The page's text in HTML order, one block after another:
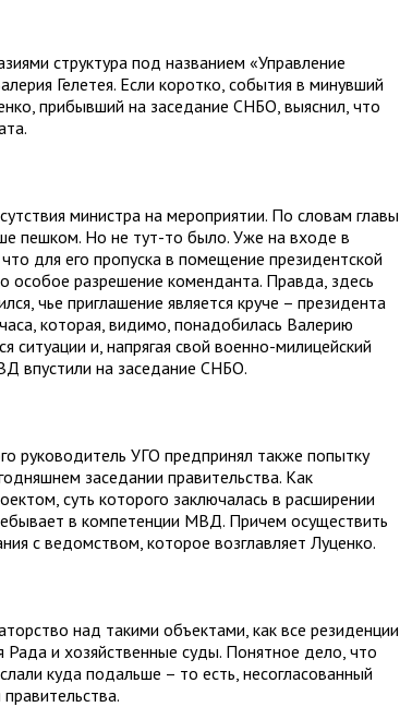
структура под названием «Управление
Гелетея. Если коротко, события в минувший
прибывший на заседание СНБО, выяснил, что
министра на мероприятии. По словам главы
пешком. Но не тут-то было. Уже на входе в
для его пропуска в помещение президентской
особое разрешение коменданта. Правда, здесь
чье приглашение является круче – президента
которая, видимо, понадобилась Валерию
и, напрягая свой военно-милицейский
впустили на заседание СНБО.
руководитель УГО предпринял также попытку
заседании правительства. Как
суть которого заключалась в расширении
в компетенции МВД. Причем осуществить
с ведомством, которое возглавляет Луценко.
над такими объектами, как все резиденции
и хозяйственные суды. Понятное дело, что
куда подальше – то есть, несогласованный